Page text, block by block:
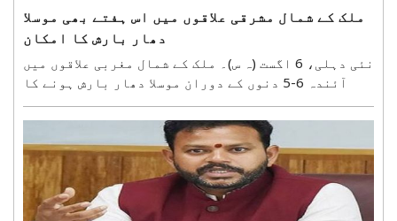
ملک کے شمال مشرقی علاقوں میں اس ہفتے بھی موسلا
دھار بارش کا امکان
نئی دہلی، 6 اگست (ہ س)۔ ملک کے شمال مغربی علاقوں میں
آئندہ 6-5 دنوں کے دوران موسلا دھار بارش ہونے کا
امکان ہے۔ اس دوران شمال مشرقی علاقوں میں بھی شدید
بارش کا سلسلہ جاری رہنے کا اندازہ ظاہر کیا گیا